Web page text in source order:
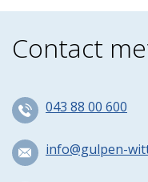
Contact
043 88 00 600
info@gulpen-